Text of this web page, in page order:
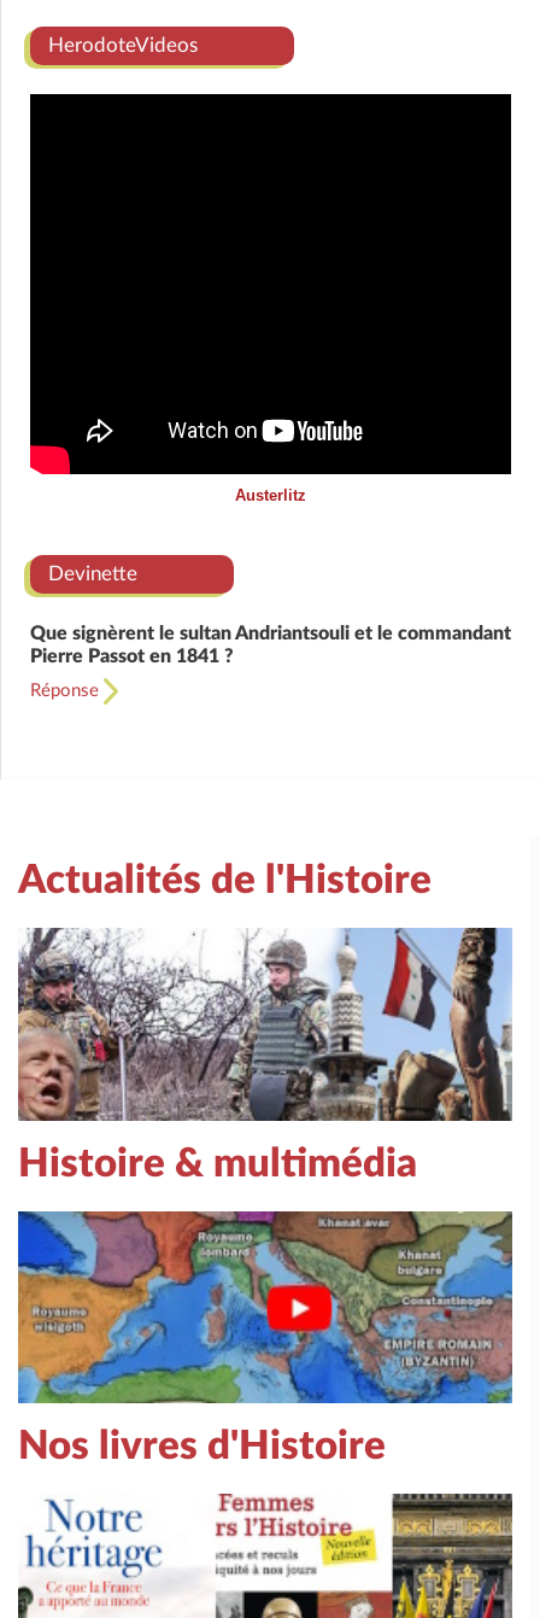
HerodoteVideos
Austerlitz
Devinette
Que signèrent le sultan Andriantsouli et le commandant
Pierre Passot en 1841 ?
Réponse
Actualités de l'Histoire
Histoire & multimédia
Nos livres d'Histoire